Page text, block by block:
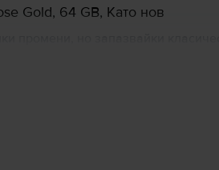
Gold, 64 GB, Като нов